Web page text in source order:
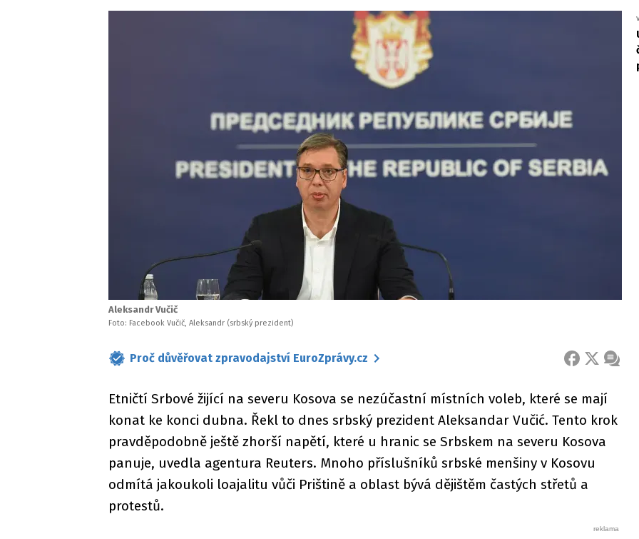
Aleksandr Vučič
Foto: Facebook Vučič, Aleksandr (srbský prezident)
Proč důvěřovat zpravodajství EuroZprávy.cz FACEBOOK
X
Etničtí Srbové žijící na severu Kosova se nezúčastní místních voleb, které se mají
konat ke konci dubna. Řekl to dnes srbský prezident Aleksandar Vučić. Tento krok
pravděpodobně ještě zhorší napětí, které u hranic se Srbskem na severu Kosova
panuje, uvedla agentura Reuters. Mnoho příslušníků srbské menšiny v Kosovu
odmítá jakoukoli loajalitu vůči Prištině a oblast bývá dějištěm častých střetů a
protestů.